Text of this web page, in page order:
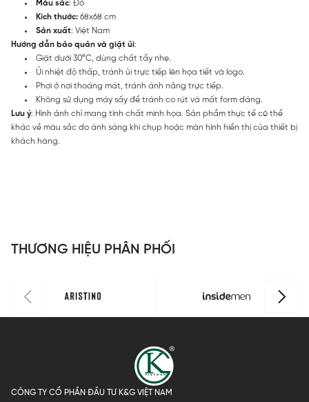
Màu sắc: Đỏ
Kích thước: 68x68 cm
Sản xuất: Việt Nam
Hướng dẫn bảo quản và giặt ủi:
Giặt dưới 30°C, dùng chất tẩy nhẹ.
Ủi nhiệt độ thấp, tránh ủi trực tiếp lên họa tiết và logo.
Phơi ở nơi thoáng mát, tránh ánh nắng trực tiếp.
Không sử dụng máy sấy để tránh co rút và mất form dáng.
Lưu ý: Hình ảnh chỉ mang tính chất minh họa. Sản phẩm thực tế có thể
khác về màu sắc do ánh sáng khi chụp hoặc màn hình hiển thị của thiết bị
khách hàng.
THƯƠNG HIỆU PHÂN PHỐI
CÔNG TY CỔ PHẦN ĐẦU TƯ K&G VIỆT NAM